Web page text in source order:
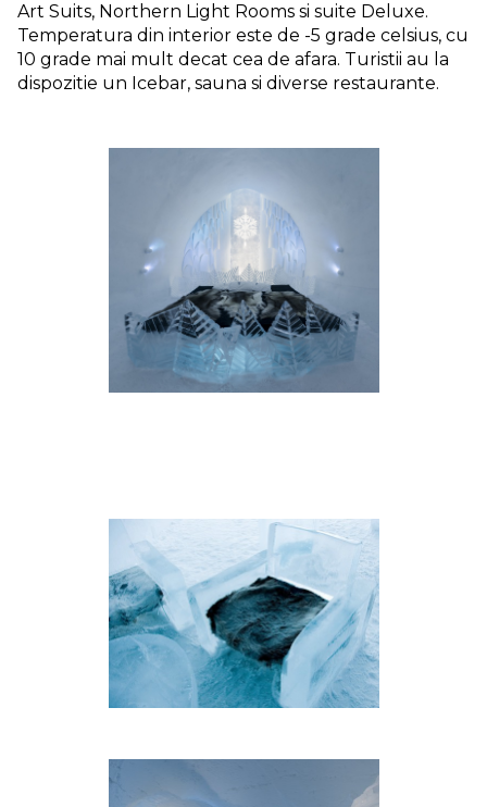
Art Suits, Northern Light Rooms si suite Deluxe.
Temperatura din interior este de -5 grade celsius, cu
10 grade mai mult decat cea de afara. Turistii au la
dispozitie un Icebar, sauna si diverse restaurante.